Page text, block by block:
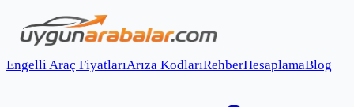
Engelli Araç FiyatlarıArıza KodlarıRehberHesaplamaBlog